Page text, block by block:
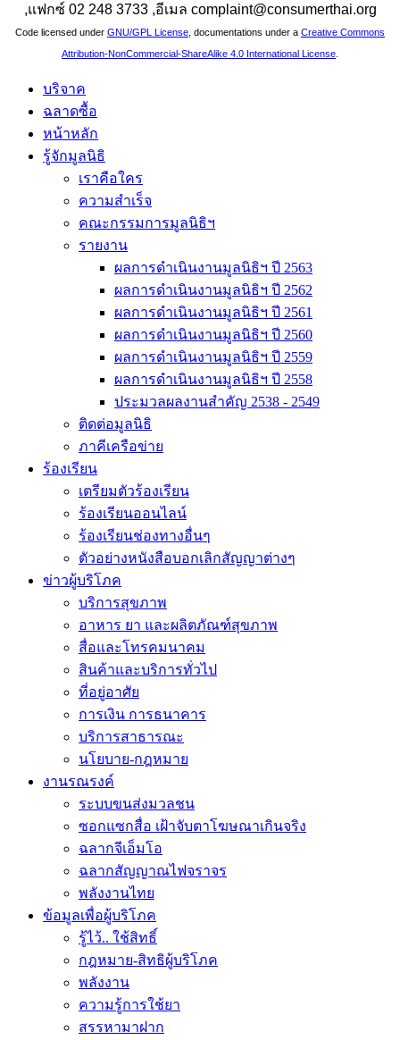
,แฟกซ์ 02 248 3733 ,อีเมล complaint@consumerthai.org
Code licensed under GNU/GPL License , documentations under a Creative Commons
Attribution-NonCommercial-ShareAlike 4.0 International License
บริจาค
ฉลาดซื้อ
หน้าหลัก
รู้จักมูลนิธิ
เราคือใคร
ความสำเร็จ
คณะกรรมการมูลนิธิฯ
รายงาน
ผลการดำเนินงานมูลนิธิฯ ปี 2563
ผลการดำเนินงานมูลนิธิฯ ปี 2562
ผลการดำเนินงานมูลนิธิฯ ปี 2561
ผลการดำเนินงานมูลนิธิฯ ปี 2560
ผลการดำเนินงานมูลนิธิฯ ปี 2559
ผลการดำเนินงานมูลนิธิฯ ปี 2558
ประมวลผลงานสำคัญ 2538 - 2549
ติดต่อมูลนิธิ
ภาคีเครือข่าย
ร้องเรียน
เตรียมตัวร้องเรียน
ร้องเรียนออนไลน์
ร้องเรียนช่องทางอื่นๆ
ตัวอย่างหนังสือบอกเลิกสัญญาต่างๆ
ข่าวผู้บริโภค
บริการสุขภาพ
อาหาร ยา และผลิตภัณฑ์สุขภาพ
สื่อและโทรคมนาคม
สินค้าและบริการทั่วไป
ที่อยู่อาศัย
การเงิน การธนาคาร
บริการสาธารณะ
นโยบาย-กฎหมาย
งานรณรงค์
ระบบขนส่งมวลชน
ซอกแซกสื่อ เฝ้าจับตาโฆษณาเกินจริง
ฉลากจีเอ็มโอ
ฉลากสัญญาณไฟจราจร
พลังงานไทย
ข้อมูลเพื่อผู้บริโภค
รู้ไว้.. ใช้สิทธิ์
กฎหมาย-สิทธิผู้บริโภค
พลังงาน
ความรู้การใช้ยา
สรรหามาฝาก